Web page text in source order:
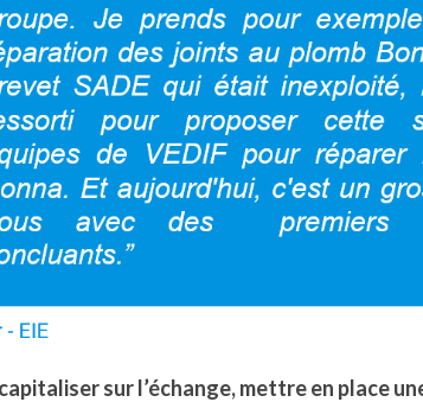
sur l’échange, mettre en place